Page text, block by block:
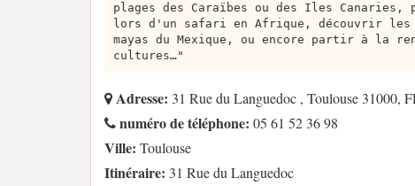
plages des Caraïbes ou des Iles
lors d'un safari en Afrique, découvrir les
mayas du Mexique, ou encore partir à la
cultures…"
Adresse: 31 Rue du Languedoc , Toulouse 31000,
numéro de téléphone: 05 61 52 36 98
Ville: Toulouse
Itinéraire: 31 Rue du Languedoc